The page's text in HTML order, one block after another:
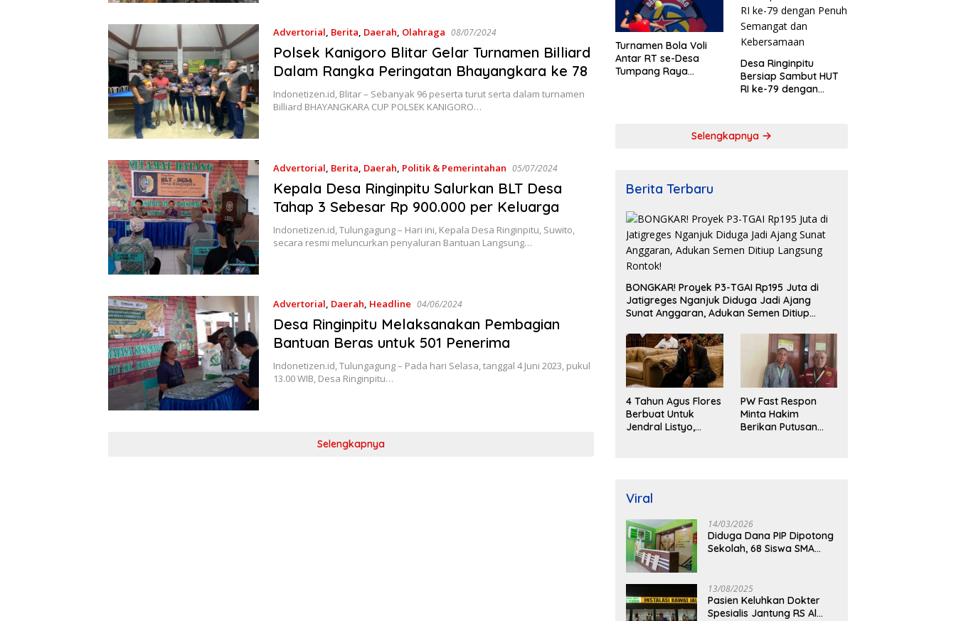
Advertorial, Berita, Daerah, Olahraga 08/07/2024
Polsek Kanigoro Blitar Gelar Turnamen Billiard
Dalam Rangka Peringatan Bhayangkara ke 78
Indonetizen.id, Blitar – Sebanyak 96 peserta turut serta dalam turnamen
Billiard BHAYANGKARA CUP POLSEK KANIGORO…
Advertorial, Berita, Daerah, Politik & Pemerintahan 05/07/2024
Kepala Desa Ringinpitu Salurkan BLT Desa
Tahap 3 Sebesar Rp 900.000 per Keluarga
Indonetizen.id, Tulungagung – Hari ini, Kepala Desa Ringinpitu, Suwito,
secara resmi meluncurkan penyaluran Bantuan Langsung…
Advertorial, Daerah, Headline 04/06/2024
Desa Ringinpitu Melaksanakan Pembagian
Bantuan Beras untuk 501 Penerima
Indonetizen.id, Tulungagung – Pada hari Selasa, tanggal 4 Juni 2023, pukul
13.00 WIB, Desa Ringinpitu…
Selengkapnya
Turnamen Bola Voli
Antar RT se-Desa
Tumpang Raya
Desa Ringinpitu
Bersiap Sambut HUT
RI ke-79 dengan
Selengkapnya
Berita Terbaru
BONGKAR! Proyek P3-TGAI Rp195 Juta di
Jatigreges Nganjuk Diduga Jadi Ajang
Sunat Anggaran, Adukan Semen Ditiup
4 Tahun Agus Flores
Berbuat Untuk
Jendral Listyo,
PW Fast Respon
Minta Hakim
Berikan Putusan
Viral
14/03/2026
Diduga Dana PIP Dipotong
Sekolah, 68 Siswa SMA
Sisa Rp200 Ribu
13/08/2025
Pasien Keluhkan Dokter
Spesialis Jantung RS Al